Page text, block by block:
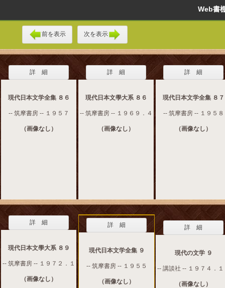
Web
前を表示 次を表示
詳 細
現代日本文学全集 ８６
-- 筑摩書房 -- １９５７
（画像なし）
詳 細
現代日本文學大系 ８６
-- 筑摩書房 -- １９６９．４
（画像なし）
詳 細
現代日本文学全集 ８７
-- 筑摩書房 -- １９５８
（画像なし）
詳 細
現代日本文學大系 ８９
-- 筑摩書房 -- １９７２．１
（画像なし）
詳 細
現代日本文学全集 ９
-- 筑摩書房 -- １９５５
（画像なし）
詳 細
現代の文学 ９
-- 講談社 -- １９７４．１
（画像なし）